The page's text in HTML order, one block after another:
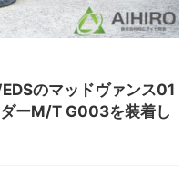
のマッドヴァンス01
ーM/T G003を装着し